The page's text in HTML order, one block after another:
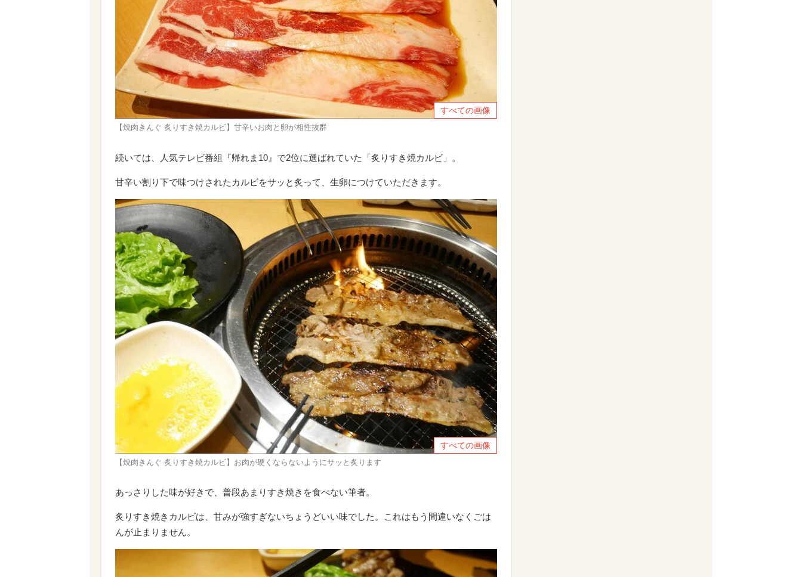
すべての画像
【焼肉きんぐ 炙りすき焼カルビ】甘辛いお肉と卵が相性抜群
続いては、人気テレビ番組『帰れま10』で2位に選ばれていた「炙りすき焼カルビ」。
甘辛い割り下で味つけされたカルビをサッと炙って、生卵につけていただきます。
すべての画像
【焼肉きんぐ 炙りすき焼カルビ】お肉が硬くならないようにサッと炙ります
あっさりした味が好きで、普段あまりすき焼きを食べない筆者。
炙りすき焼きカルビは、甘みが強すぎないちょうどいい味でした。これはもう間違いなくごは
んが止まりません。